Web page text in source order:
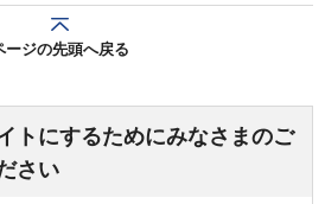
ージの先頭へ戻る
トにするためにみなさまのご
さい